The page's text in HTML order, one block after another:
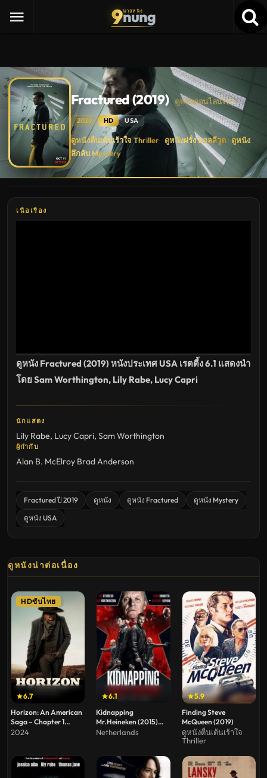
9นายหนัง
nung
Fractured (2019) ดูหนังออนไลน์ HD
2026 HD USA
Fractured
(2019)
ดู
หนัง
ใหม่
พากย์
ซับ
ดูหนังตื่นเต้นเร้าใจ Thriller · ดูหนังฝรั่ง ฮอลลีวูด · ดูหนัง
ลึกลับ Mystery
เนื้อเรื่อง
ดูหนัง Fractured (2019) หนังประเทศ USA เรตตี้ง 6.1 แสดงนำ
โดย Sam Worthington, Lily Rabe, Lucy Capri
นักแสดง
Lily Rabe, Lucy Capri, Sam Worthington
ผู้กำกับ
Alan B. McElroy Brad Anderson
Fractured ปี 2019 ดูหนัง ดูหนัง Fractured
ดูหนัง Mystery
ดูหนัง USA
ดูหนังน่าต่อเนื่อง
6.7
HDซับไทย
Horizon: An American
Saga – Chapter 1
(2024) ฮอไรซัน: มหา
2024
6.1
Kidnapping
Mr.Heineken (2015)
เรียกค่าไถ่ ไฮเนเก้น
Netherlands
5.9
Finding Steve
McQueen (2019)
ดูหนังตื่นเต้นเร้าใจ
Thriller